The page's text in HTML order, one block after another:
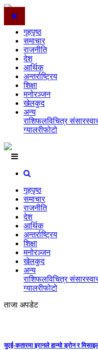
गृहपृष्ठ
समाचार
राजनीति
देश
आर्थिक
अन्तर्राष्ट्रिय
शिक्षा
मनोरञ्जन
खेलकुद
अन्य
राशिफलविचित्र संसार
ग्यालरीफोटो
गृहपृष्ठ
समाचार
राजनीति
देश
आर्थिक
अन्तर्राष्ट्रिय
शिक्षा
मनोरञ्जन
खेलकुद
अन्य
राशिफलविचित्र संसार
ग्यालरीफोटो
ताजा अपडेट
युएई-कतारमा इरानले हान्यो ड्रोन र